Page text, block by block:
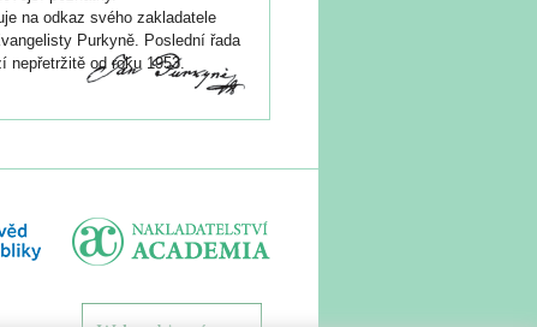
na odkaz svého zakladatele
Purkyně. Poslední řada
nepřetržitě od roku 1953.